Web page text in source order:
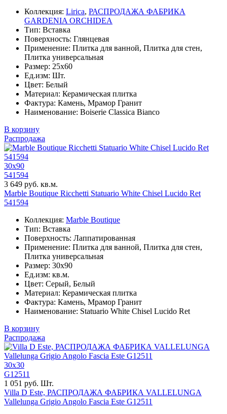
Коллекция: Lirica, РАСПРОДАЖА ФАБРИКА
GARDENIA ORCHIDEA
Тип: Вставка
Поверхность: Глянцевая
Применение: Плитка для ванной, Плитка для стен,
Плитка универсальная
Размер: 25x60
Ед.изм: Шт.
Цвет: Белый
Материал: Керамическая плитка
Фактура: Камень, Мрамор Гранит
Наименование: Boiserie Classica Bianco
В корзину
Распродажа
30x90
541594
3 649 руб. кв.м.
Marble Boutique Ricchetti Statuario White Chisel Lucido Ret
541594
Коллекция: Marble Boutique
Тип: Вставка
Поверхность: Лаппатированная
Применение: Плитка для ванной, Плитка для стен,
Плитка универсальная
Размер: 30x90
Ед.изм: кв.м.
Цвет: Серый, Белый
Материал: Керамическая плитка
Фактура: Камень, Мрамор Гранит
Наименование: Statuario White Chisel Lucido Ret
В корзину
Распродажа
30x30
G12511
1 051 руб. Шт.
Villa D Este, РАСПРОДАЖА ФАБРИКА VALLELUNGA
Vallelunga Grigio Angolo Fascia Este G12511